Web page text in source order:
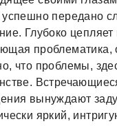
успешно передано
Глубоко
проблематика,
что проблемы,
вынуждают
яркий,